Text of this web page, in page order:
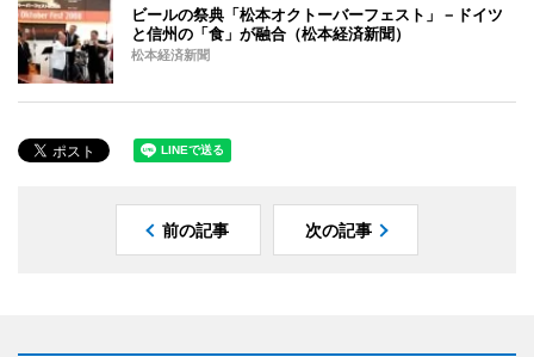
ビールの祭典「松本オクトーバーフェスト」－ドイツ
と信州の「食」が融合（松本経済新聞）
松本経済新聞
前の記事 次の記事